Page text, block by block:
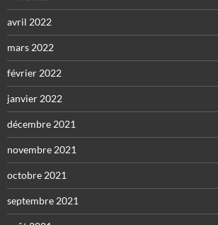
avril 2022
mars 2022
février 2022
janvier 2022
décembre 2021
novembre 2021
octobre 2021
septembre 2021